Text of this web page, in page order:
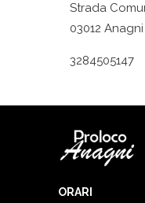
Strada
03012 Anagni
3284505147
ORARI